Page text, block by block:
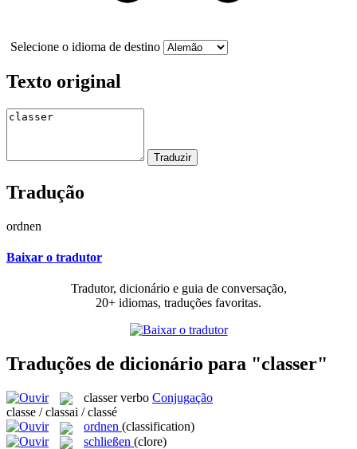
Selecione o idioma de destino
Texto original
Tradução
ordnen
Baixar o tradutor
Tradutor, dicionário e guia de conversação,
20+ idiomas, traduções favoritas.
Traduções de dicionário para "classer"
classer verbo Conjugação
classe / classai / classé
ordnen (classification)
schließen (clore)